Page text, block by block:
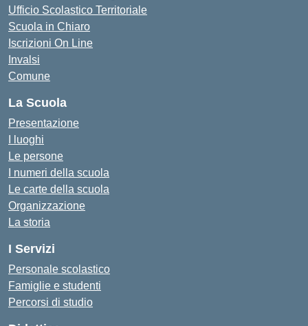
Ufficio Scolastico Territoriale
Scuola in Chiaro
Iscrizioni On Line
Invalsi
Comune
La Scuola
Presentazione
I luoghi
Le persone
I numeri della scuola
Le carte della scuola
Organizzazione
La storia
I Servizi
Personale scolastico
Famiglie e studenti
Percorsi di studio